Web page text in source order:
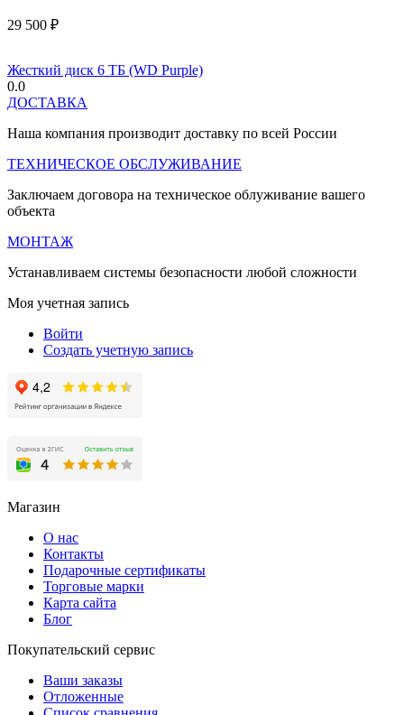
29 500 ₽
Жесткий диск 6 ТБ (WD Purple)
0.0
ДОСТАВКА
Наша компания производит доставку по всей России
ТЕХНИЧЕСКОЕ ОБСЛУЖИВАНИЕ
Заключаем договора на техническое облуживание вашего
объекта
МОНТАЖ
Устанавливаем системы безопасности любой сложности
Моя учетная запись
Войти
Создать учетную запись
Магазин
О нас
Контакты
Подарочные сертификаты
Торговые марки
Карта сайта
Блог
Покупательский сервис
Ваши заказы
Отложенные